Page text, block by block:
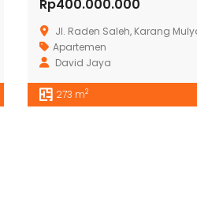
Rp400.000.000
Jl. Raden Saleh, Karang
Apartemen
David Jaya
273 m2